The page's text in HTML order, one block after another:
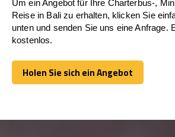
Um ein Angebot für Ihre Charterbus-,
Reise in Bali zu erhalten, klicken Sie
unten und senden Sie uns eine Anfrage.
kostenlos.
Holen Sie sich ein Angebot
Holen Sie sich ein Angebot